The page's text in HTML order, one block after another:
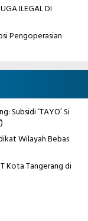
ILEGAL DI
Pengoperasian
Subsidi ‘TAYO’ Si
Wilayah Bebas
Kota Tangerang di